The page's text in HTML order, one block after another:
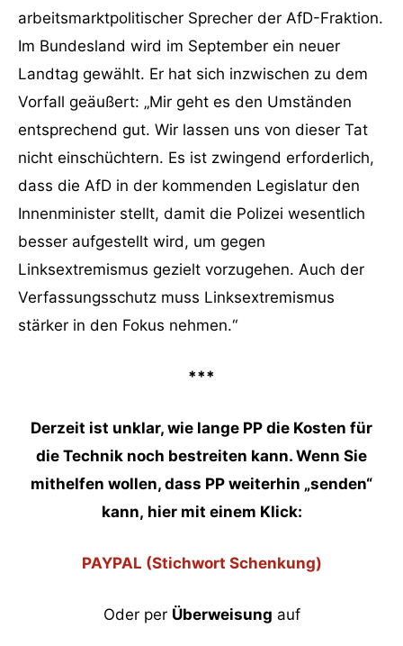
arbeitsmarktpolitischer Sprecher der AfD-Fraktion.
Im Bundesland wird im September ein neuer
Landtag gewählt. Er hat sich inzwischen zu dem
Vorfall geäußert: „Mir geht es den Umständen
entsprechend gut. Wir lassen uns von dieser Tat
nicht einschüchtern. Es ist zwingend erforderlich,
dass die AfD in der kommenden Legislatur den
Innenminister stellt, damit die Polizei wesentlich
besser aufgestellt wird, um gegen
Linksextremismus gezielt vorzugehen. Auch der
Verfassungsschutz muss Linksextremismus
stärker in den Fokus nehmen.“
***
Derzeit ist unklar, wie lange PP die Kosten für
die Technik noch bestreiten kann. Wenn Sie
mithelfen wollen, dass PP weiterhin „senden“
kann, hier mit einem Klick:
PAYPAL (Stichwort Schenkung)
Oder per Überweisung auf